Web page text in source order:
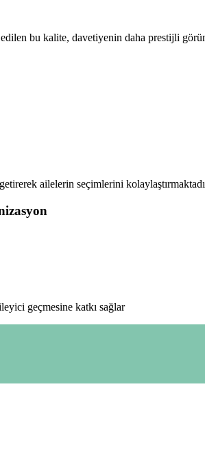
bu kalite, davetiyenin daha prestijli
ailelerin seçimlerini
geçmesine katkı sağlar